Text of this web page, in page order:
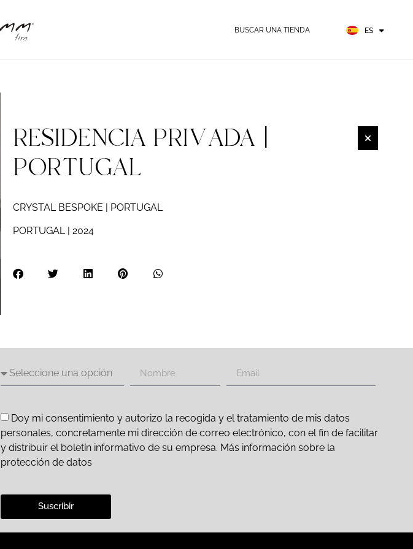
BUSCAR UNA TIENDA ES
DE
RESIDENCIA PRIVADA |
PORTUGAL
CRYSTAL BESPOKE | PORTUGAL
PORTUGAL | 2024
Doy mi consentimiento y autorizo la recogida y el tratamiento de mis datos
personales, concretamente mi dirección de correo electrónico, con el fin de facilitar
y distribuir el boletín informativo de su empresa. Más información sobre la
protección de datos
Suscribir